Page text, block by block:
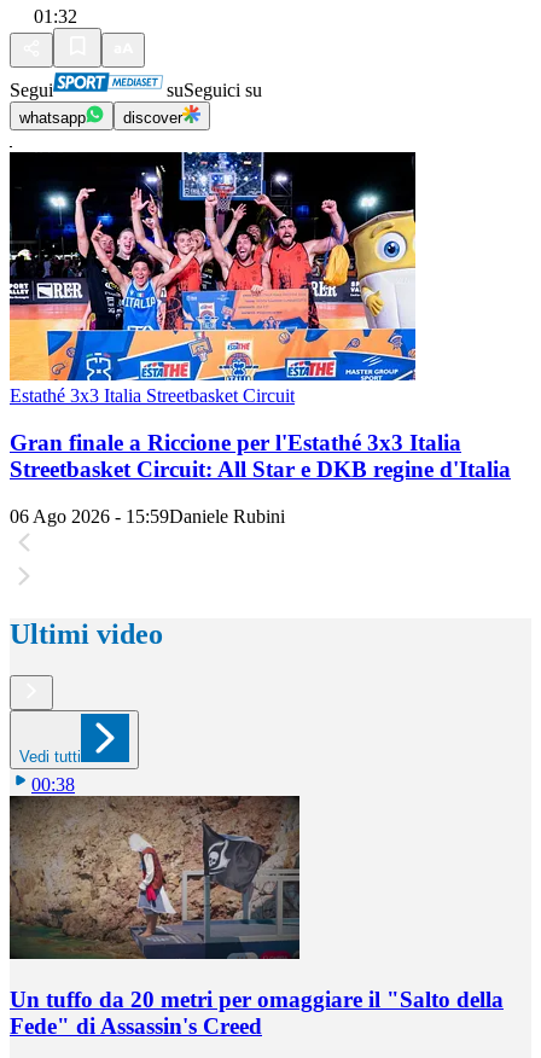
01:32
Segui suSeguici su
whatsapp discover
Estathé 3x3 Italia Streetbasket Circuit
Gran finale a Riccione per l'Estathé 3x3 Italia
Streetbasket Circuit: All Star e DKB regine d'Italia
06 Ago 2026 - 15:59Daniele Rubini
Ultimi video
Vedi tutti
00:38
Un tuffo da 20 metri per omaggiare il "Salto della
Fede" di Assassin's Creed